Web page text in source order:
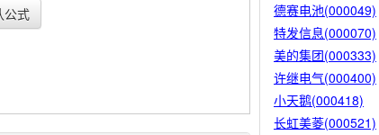
公式
德赛电池(000049)
特发信息(000070)
美的集团(000333)
许继电气(000400)
小天鹅(000418)
长虹美菱(000521)